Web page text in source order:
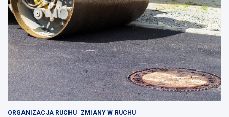
ORGANIZACJA RUCHU ZMIANY W RUCHU